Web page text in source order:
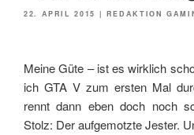
POSTED
22. APRIL 2015 | REDAKTION
Meine Güte – ist es wirklich
ich GTA V zum ersten Mal
rennt dann eben doch noch
Stolz: Der aufgemotzte Jester.